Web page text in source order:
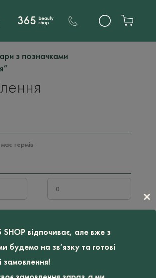
SHOP відпочиває, але вже з
будемо на зв’язку та готові
замовлення!
✕
з позначками
термів
вашому запиту, не